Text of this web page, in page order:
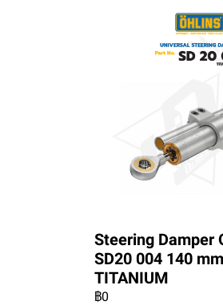
Steering Damper
SD20 004 140
TITANIUM
฿0